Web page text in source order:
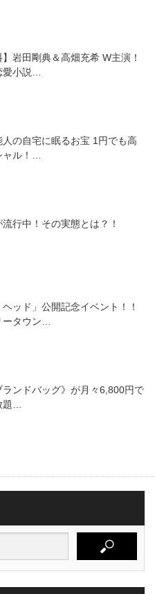
】岩田剛典＆高畑充希 W主演！
小説…
人の自宅に眠るお宝 1円でも高
ャル！…
行中！その実態とは？！
ヘッド」公開記念イベント！！
タウン…
ランドバッグ》が月々6,800円で
…